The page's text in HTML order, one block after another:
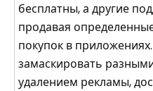
бесплатны, а другие
продавая
покупок в
замаскировать
удалением рекламы,